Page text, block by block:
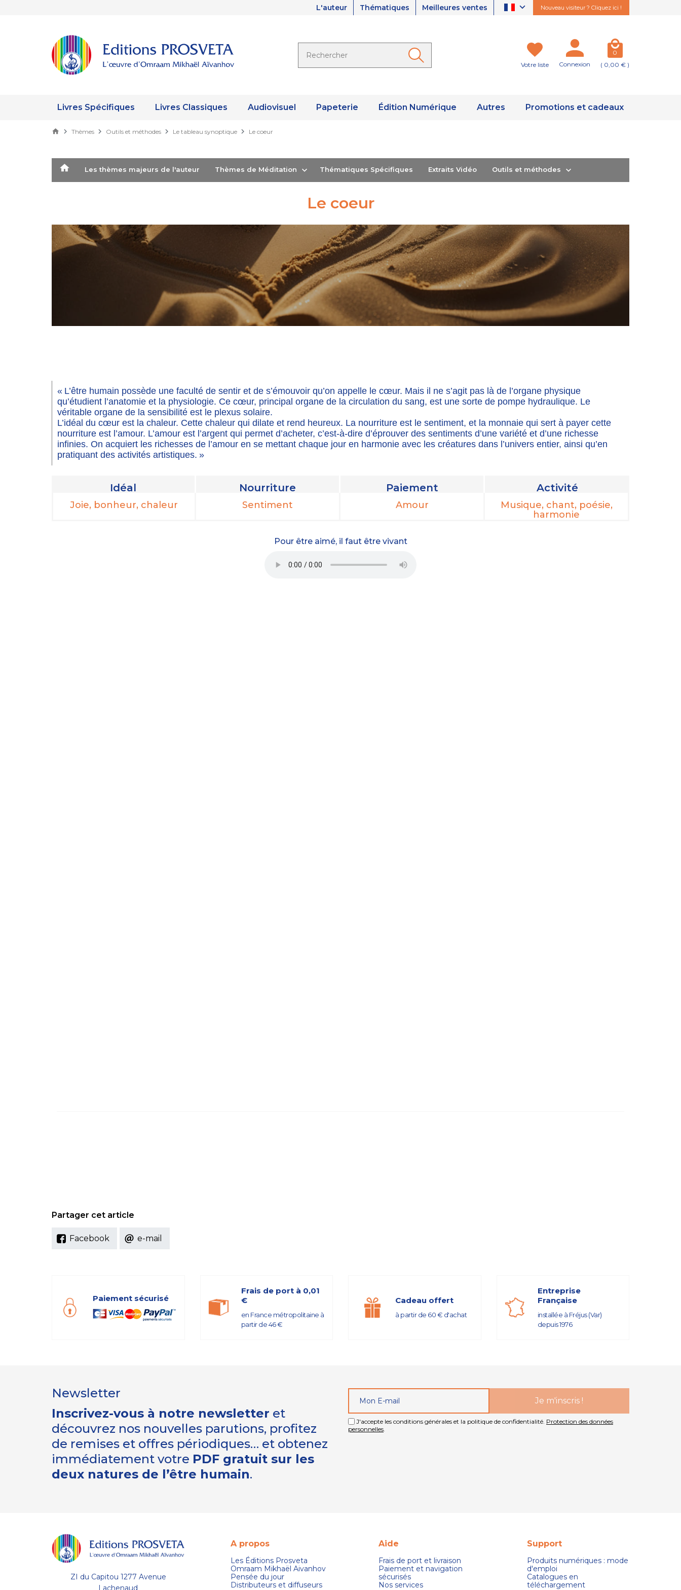
L'auteur Thématiques Meilleures ventes Nouveau visiteur ? Cliquez ici !
Votre liste Connexion
0
( 0,00 € )
Livres Spécifiques Livres Classiques Audiovisuel Papeterie Édition Numérique Autres Promotions et cadeaux
Thèmes Outils et méthodes Le tableau synoptique Le coeur
Les thèmes majeurs de l'auteur Thèmes de Méditation Thématiques Spécifiques Extraits Vidéo Outils et méthodes
Le coeur
« L’être humain possède une faculté de sentir et de s’émouvoir qu’on appelle le cœur. Mais il ne s’agit pas là de l’organe physique
qu’étudient l’anatomie et la physiologie. Ce cœur, principal organe de la circulation du sang, est une sorte de pompe hydraulique. Le
véritable organe de la sensibilité est le plexus solaire.
L’idéal du cœur est la chaleur. Cette chaleur qui dilate et rend heureux. La nourriture est le sentiment, et la monnaie qui sert à payer cette
nourriture est l’amour. L’amour est l’argent qui permet d’acheter, c’est-à-dire d’éprouver des sentiments d’une variété et d’une richesse
infinies. On acquiert les richesses de l’amour en se mettant chaque jour en harmonie avec les créatures dans l’univers entier, ainsi qu’en
pratiquant des activités artistiques. »
Idéal Nourriture Paiement Activité
Joie, bonheur, chaleur Sentiment Amour
Musique, chant, poésie,
harmonie
Pour être aimé, il faut être vivant
Partager cet article
Facebook e-mail
Paiement sécurisé
Frais de port à 0,01
€
en France métropolitaine à
partir de 46 €
Cadeau offert
à partir de 60 € d'achat
Entreprise
Française
installée à Fréjus (Var)
depuis 1976
Newsletter
Inscrivez-vous à notre newsletter et
découvrez nos nouvelles parutions, profitez
de remises et offres périodiques… et obtenez
immédiatement votre PDF gratuit sur les
deux natures de l’être humain.
J'accepte les conditions générales et la politique de confidentialité. Protection des données
personnelles
ZI du Capitou 1277 Avenue
Lachenaud
A propos
Les Éditions Prosveta
Omraam Mikhaël Aivanhov
Pensée du jour
Distributeurs et diffuseurs
Aide
Frais de port et livraison
Paiement et navigation
sécurisés
Nos services
Support
Produits numériques : mode
d'emploi
Catalogues en
téléchargement